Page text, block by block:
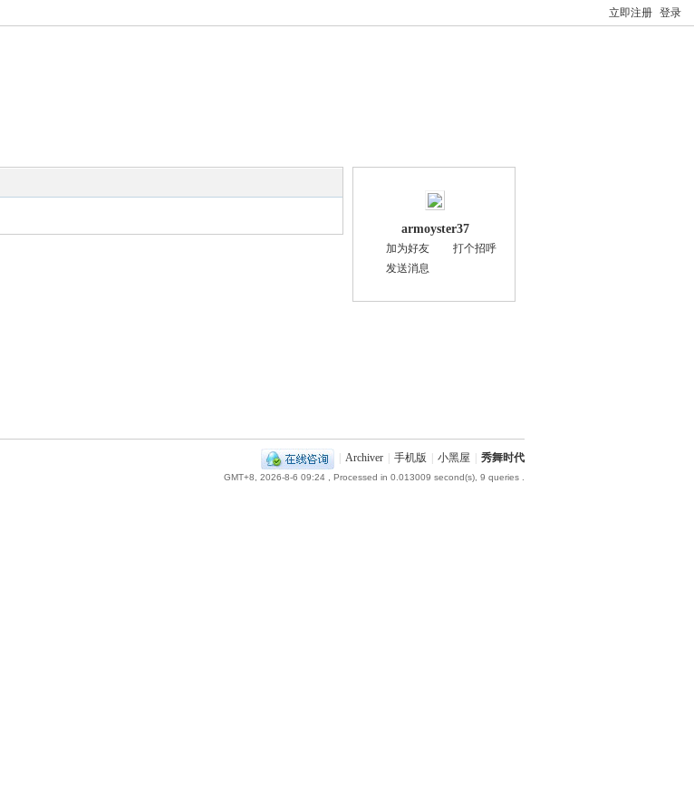
立即注册 登录
armoyster37
加为好友
打个招呼
发送消息
Archiver 手机版 小黑屋 秀舞时代
GMT+8, 2026-8-6 09:24 , Processed in 0.013009 second(s), 9 queries .